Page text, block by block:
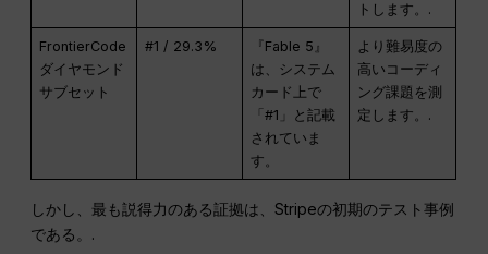
トします。.
FrontierCode
ダイヤモンド
サブセット
#1 / 29.3%
『Fable 5』
は、システム
カード上で
「#1」と記載
されていま
す。
より難易度の
高いコーディ
ング課題を測
定します。.
しかし、最も説得力のある証拠は、Stripeの初期のテスト事例
である。.